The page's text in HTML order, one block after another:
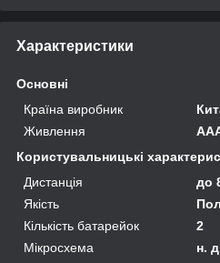
Характеристики
Основні
Країна виробник
Живлення
Користувальницькі
Дистанція
до
Якість
Кількість батарейок
2
Мікросхема
н. д